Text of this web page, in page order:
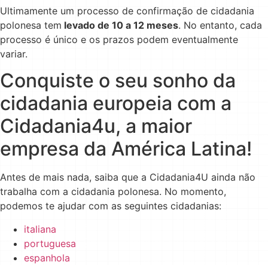
Ultimamente um processo de confirmação de cidadania
polonesa tem levado de 10 a 12 meses. No entanto, cada
processo é único e os prazos podem eventualmente
variar.
Conquiste o seu sonho da
cidadania europeia com a
Cidadania4u, a maior
empresa da América Latina!
Antes de mais nada, saiba que a Cidadania4U ainda não
trabalha com a cidadania polonesa. No momento,
podemos te ajudar com as seguintes cidadanias:
italiana
portuguesa
espanhola